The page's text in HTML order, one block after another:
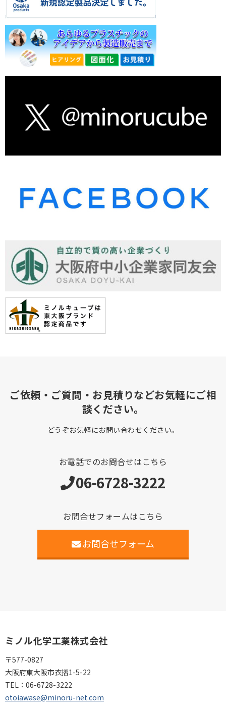
ご依頼・ご質問・お見積りなどお気軽にご相
談ください。
どうぞお気軽にお問い合わせください。
お電話でのお問合せはこちら
06-6728-3222
お問合せフォームはこちら
お問合せフォーム
ミノル化学工業株式会社
〒577-0827
大阪府東大阪市衣摺1-5-22
TEL： 06-6728-3222
otoiawase@minoru-net.com